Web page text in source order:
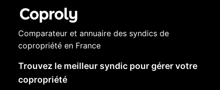
Comparateur et annuaire des syndics de
copropriété en France
Trouvez le meilleur syndic pour gérer votre
copropriété